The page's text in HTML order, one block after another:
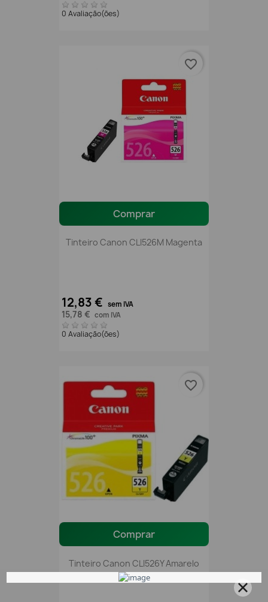
0 Avaliação(ões)
Comprar
Tinteiro Canon CLI526M Magenta
12,83 € sem IVA
15,78 € com IVA
0 Avaliação(ões)
favorite_border
Comprar
Tinteiro Canon CLI526Y Amarelo
favorite_border